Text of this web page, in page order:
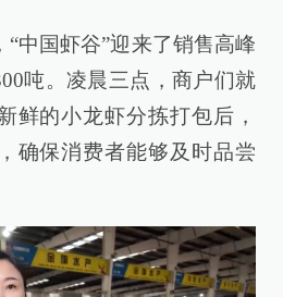
“中国虾谷”迎来了销售高峰
吨。凌晨三点，商户们就
鲜的小龙虾分拣打包后，
确保消费者能够及时品尝